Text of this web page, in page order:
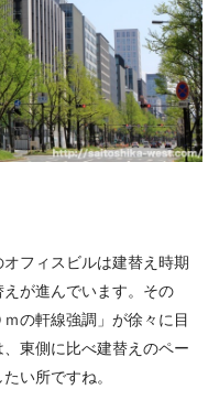
フィスビルは建替え時期
が進んでいます。その
の軒線強調」が徐々に目
東側に比べ建替えのペー
い所ですね。